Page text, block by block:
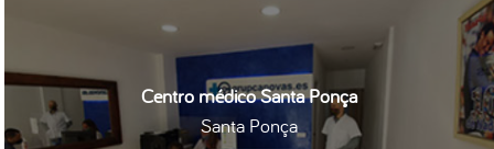
Centro médico Santa Ponça
Santa Ponça